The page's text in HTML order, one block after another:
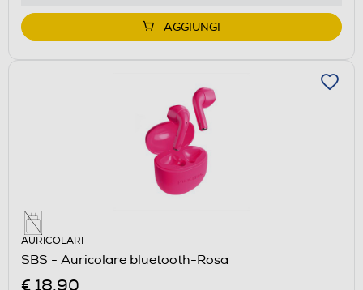
AGGIUNGI
AURICOLARI
SBS - Auricolare bluetooth-Rosa
€ 18,90